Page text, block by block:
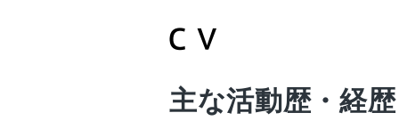
主な活動歴・経歴